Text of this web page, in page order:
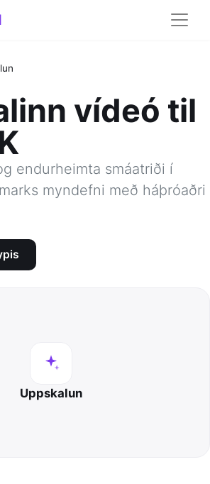
vídeó til
endurheimta smáatriði í
myndefni með háþróaðri
Uppskalun